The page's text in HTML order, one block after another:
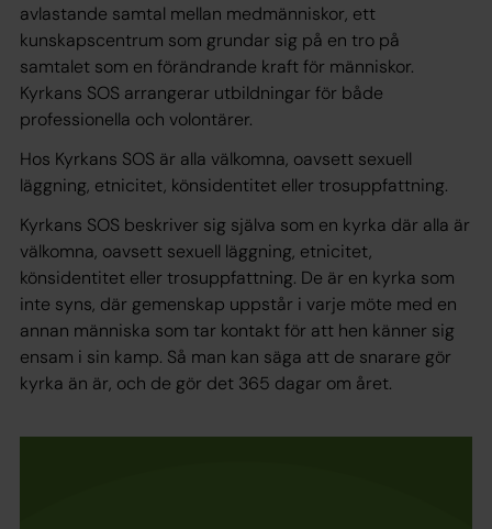
avlastande samtal mellan medmänniskor, ett
kunskapscentrum som grundar sig på en tro på
samtalet som en förändrande kraft för människor.
Kyrkans SOS arrangerar utbildningar för både
professionella och volontärer.
Hos Kyrkans SOS är alla välkomna, oavsett sexuell
läggning, etnicitet, könsidentitet eller trosuppfattning.
Kyrkans SOS beskriver sig själva som en kyrka där alla är
välkomna, oavsett sexuell läggning, etnicitet,
könsidentitet eller trosuppfattning. De är en kyrka som
inte syns, där gemenskap uppstår i varje möte med en
annan människa som tar kontakt för att hen känner sig
ensam i sin kamp. Så man kan säga att de snarare gör
kyrka än är, och de gör det 365 dagar om året.